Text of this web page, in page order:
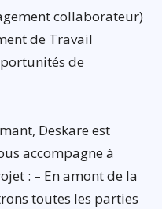
collaborateur)
de Travail
de
Deskare est
accompagne à
: – En amont de la
toutes les parties